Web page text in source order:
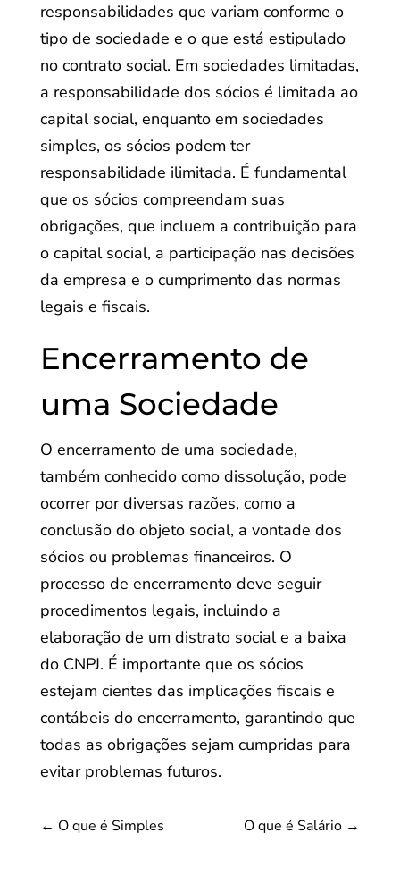
responsabilidades que variam conforme o
tipo de sociedade e o que está estipulado
no contrato social. Em sociedades limitadas,
a responsabilidade dos sócios é limitada ao
capital social, enquanto em sociedades
simples, os sócios podem ter
responsabilidade ilimitada. É fundamental
que os sócios compreendam suas
obrigações, que incluem a contribuição para
o capital social, a participação nas decisões
da empresa e o cumprimento das normas
legais e fiscais.
Encerramento de
uma Sociedade
O encerramento de uma sociedade,
também conhecido como dissolução, pode
ocorrer por diversas razões, como a
conclusão do objeto social, a vontade dos
sócios ou problemas financeiros. O
processo de encerramento deve seguir
procedimentos legais, incluindo a
elaboração de um distrato social e a baixa
do CNPJ. É importante que os sócios
estejam cientes das implicações fiscais e
contábeis do encerramento, garantindo que
todas as obrigações sejam cumpridas para
evitar problemas futuros.
← O que é Simples O que é Salário →